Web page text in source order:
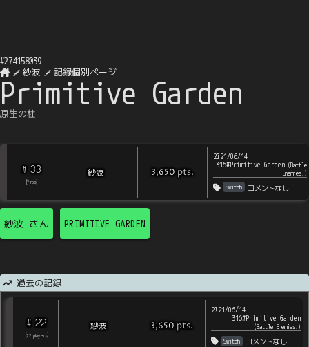
#274158039
紗波
記録個別ページ
Primitive Garden
原生の杜
# 33
? rps]
紗波 3,650 pts.
2021/06/14
316#Primitive Garden(Battle
Enemies!)
Switch
コメントなし
紗波 さん PRIMITIVE GARDEN
過去の記録
# 22
22 players
紗波 3,650 pts.
2021/06/14
316#Primitive Garden
(Battle Enemies!)
Switch
コメントなし